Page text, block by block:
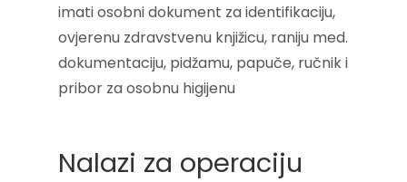
imati osobni dokument za identifikaciju,
ovjerenu zdravstvenu knjižicu, raniju med.
dokumentaciju, pidžamu, papuče, ručnik i
pribor za osobnu higijenu
Nalazi za operaciju